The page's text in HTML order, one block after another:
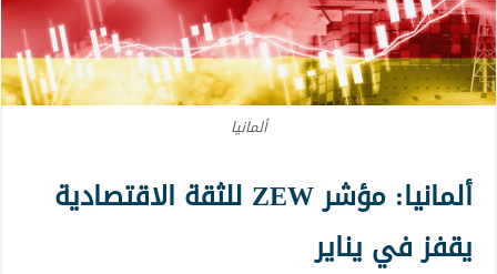
ألمانيا
ألمانيا: مؤشر ZEW للثقة الاقتصادية
يقفز في يناير